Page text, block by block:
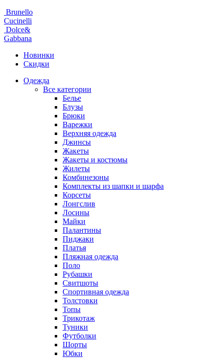
Brunello
Cucinelli
Dolce&
Gabbana
Новинки
Скидки
Одежда
Все категории
Белье
Блузы
Брюки
Варежки
Верхняя одежда
Джинсы
Жакеты
Жакеты и костюмы
Жилеты
Комбинезоны
Комплекты из шапки и шарфа
Корсеты
Лонгслив
Лосины
Майки
Палантины
Пиджаки
Платья
Пляжная одежда
Поло
Рубашки
Свитшоты
Спортивная одежда
Толстовки
Топы
Трикотаж
Туники
Футболки
Шорты
Юбки